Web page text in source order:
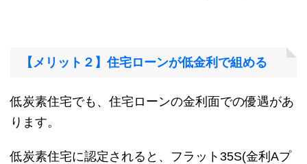
【メリット２】住宅ローンが低金利で組める
低炭素住宅でも、住宅ローンの金利面での優遇があ
ります。
低炭素住宅に認定されると、フラット35S(金利Aプ